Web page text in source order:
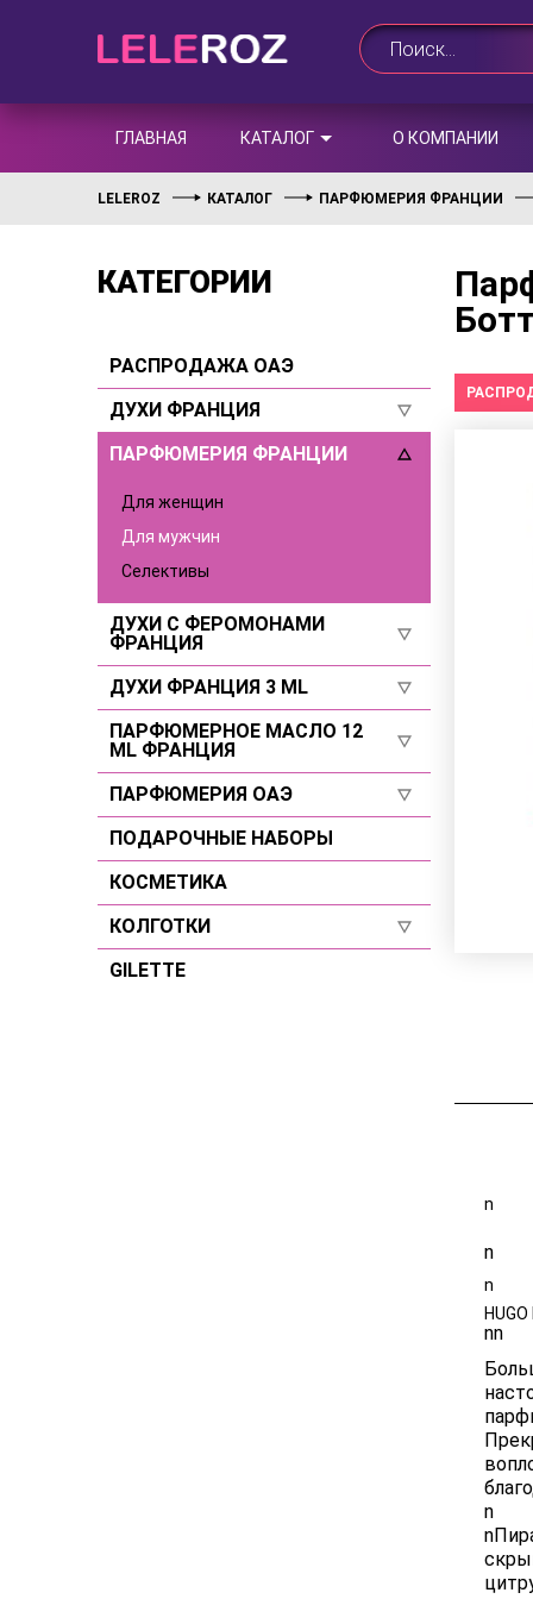
ГЛАВНАЯ КАТАЛОГ О КОМПАНИИ
LELEROZ КАТАЛОГ ПАРФЮМЕРИЯ ФРАНЦИИ
КАТЕГОРИИ
РАСПРОДАЖА ОАЭ
ДУХИ ФРАНЦИЯ
Для женщин
Для мужчин
Селективы
ПАРФЮМЕРИЯ ФРАНЦИИ
Для женщин
Для мужчин
Селективы
ДУХИ С ФЕРОМОНАМИ
ФРАНЦИЯ
Селективы
Для женщин
Для мужчин
ДУХИ ФРАНЦИЯ 3 ML
Для женщин
Для мужчин
Селективы
ПАРФЮМЕРНОЕ МАСЛО 12
ML ФРАНЦИЯ
Для женщин
Для мужчин
Селективы
ПАРФЮМЕРИЯ ОАЭ
Для женщин
Для мужчин
Селективы
ПОДАРОЧНЫЕ НАБОРЫ
КОСМЕТИКА
КОЛГОТКИ
Размер 2
GILETTE
n
n
n
nn
n